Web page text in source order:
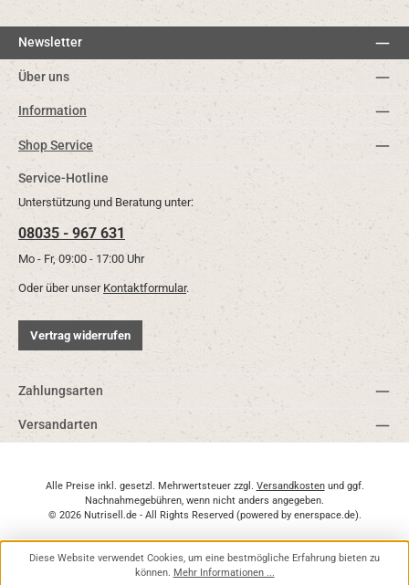
Newsletter
Über uns
Information
Shop Service
Service-Hotline
Unterstützung und Beratung unter:
08035 - 967 631
Mo - Fr, 09:00 - 17:00 Uhr
Oder über unser Kontaktformular.
Vertrag widerrufen
Zahlungsarten
Versandarten
Alle Preise inkl. gesetzl. Mehrwertsteuer zzgl. Versandkostenund ggf.
Nachnahmegebühren, wenn nicht anders angegeben.
© 2026 Nutrisell.de - All Rights Reserved (powered by enerspace.de).
Diese Website verwendet Cookies, um eine bestmögliche Erfahrung bieten zu
können. Mehr Informationen ...